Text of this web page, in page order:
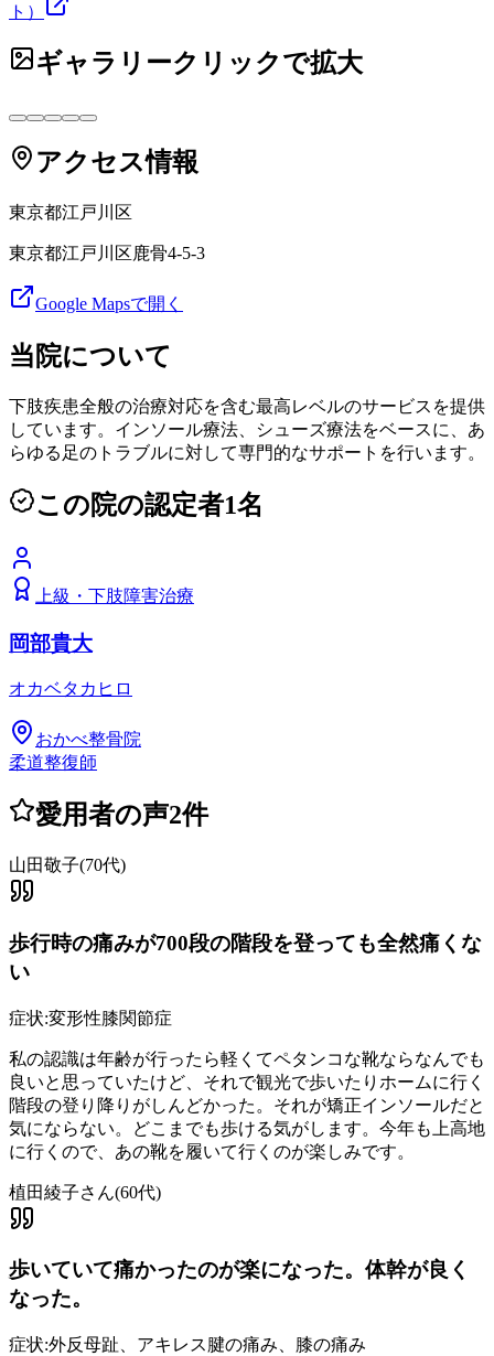
ト）
ギャラリークリックで拡大
アクセス情報
東京都江戸川区
東京都江戸川区鹿骨4-5-3
Google Mapsで開く
当院について
下肢疾患全般の治療対応を含む最高レベルのサービスを提供
しています。インソール療法、シューズ療法をベースに、あ
らゆる足のトラブルに対して専門的なサポートを行います。
この院の認定者1名
上級 ・ 下肢障害治療
岡部貴大
オカベタカヒロ
おかべ整骨院
柔道整復師
愛用者の声2件
山田敬子(70代)
歩行時の痛みが700段の階段を登っても全然痛くな
い
症状:変形性膝関節症
私の認識は年齢が行ったら軽くてペタンコな靴ならなんでも
良いと思っていたけど、それで観光で歩いたりホームに行く
階段の登り降りがしんどかった。それが矯正インソールだと
気にならない。どこまでも歩ける気がします。今年も上高地
に行くので、あの靴を履いて行くのが楽しみです。
植田綾子さん(60代)
歩いていて痛かったのが楽になった。体幹が良く
なった。
症状:外反母趾、アキレス腱の痛み、膝の痛み